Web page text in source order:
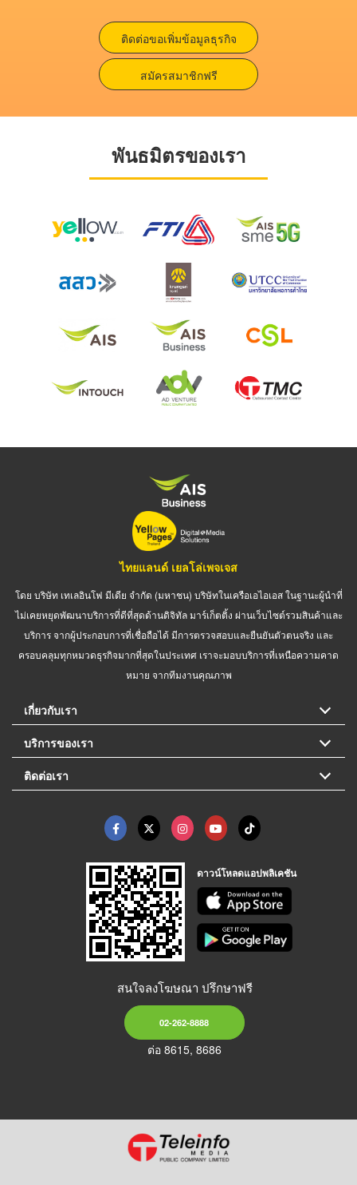
ติดต่อขอเพิ่มข้อมูลธุรกิจ
สมัครสมาชิกฟรี
พันธมิตรของเรา
ไทยแลนด์ เยลโล่เพจเจส
โดย บริษัท เทเลอินโฟ มีเดีย จำกัด (มหาชน) บริษัทในเครือเอไอเอส ในฐานะผู้นำที่
ไม่เคยหยุดพัฒนาบริการที่ดีที่สุดด้านดิจิทัล มาร์เก็ตติ้ง ผ่านเว็บไซต์รวมสินค้าและ
บริการ จากผู้ประกอบการที่เชื่อถือได้ มีการตรวจสอบและยืนยันตัวตนจริง และ
ครอบคลุมทุกหมวดธุรกิจมากที่สุดในประเทศ เราจะมอบบริการที่เหนือความคาด
หมาย จากทีมงานคุณภาพ
เกี่ยวกับเรา
บริการของเรา
ติดต่อเรา
ดาวน์โหลดแอปพลิเคชัน
สนใจลงโฆษณา ปรึกษาฟรี
02-262-8888
ต่อ 8615, 8686